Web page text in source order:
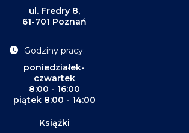
ul. Fredry 8,
61-701 Poznań
Godziny pracy:
poniedziałek-
czwartek
8:00 - 16:00
piątek 8:00 - 14:00
Książki